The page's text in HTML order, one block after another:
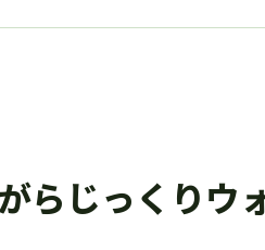
らじっくりウ